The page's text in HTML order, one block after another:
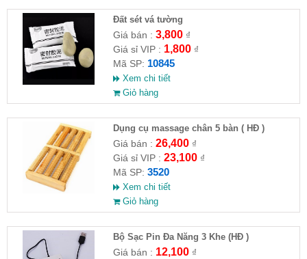
Đất sét vá tường
Giá bán : 3,800₫
Giá sỉ VIP : 1,800₫
Mã SP: 10845
Xem chi tiết
Giỏ hàng
Dụng cụ massage chân 5 bàn ( HĐ )
Giá bán : 26,400₫
Giá sỉ VIP : 23,100₫
Mã SP: 3520
Xem chi tiết
Giỏ hàng
Bộ Sạc Pin Đa Năng 3 Khe (HĐ )
Giá bán : 12,100₫